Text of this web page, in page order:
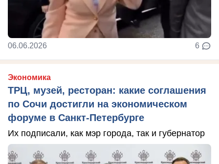
06.06.2026 6
Экономика
ТРЦ, музей, ресторан: какие соглашения
по Сочи достигли на экономическом
форуме в Санкт-Петербурге
Их подписали, как мэр города, так и губернатор